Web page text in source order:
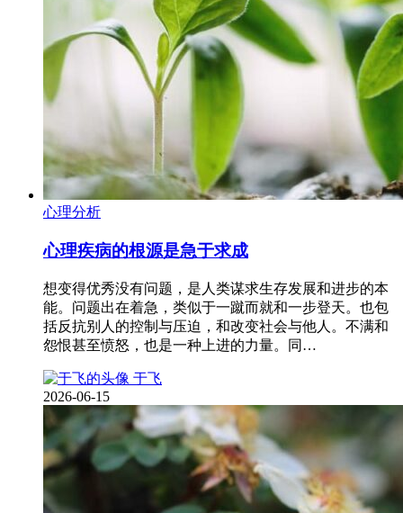
心理分析
心理疾病的根源是急于求成
想变得优秀没有问题，是人类谋求生存发展和进步的本
能。问题出在着急，类似于一蹴而就和一步登天。也包
括反抗别人的控制与压迫，和改变社会与他人。不满和
怨恨甚至愤怒，也是一种上进的力量。同…
于飞
2026-06-15